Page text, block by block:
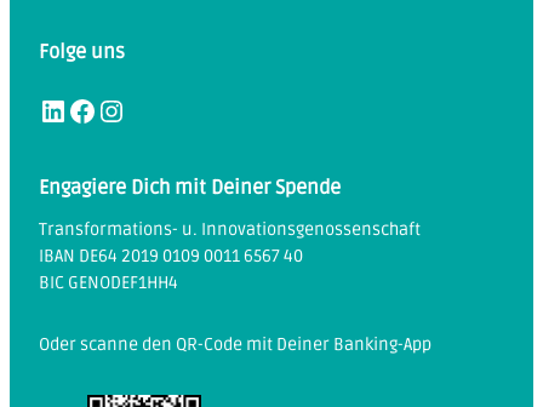
Folge uns
LinkedIn Facebook Instagram
Engagiere Dich mit Deiner Spende
Transformations- u. Innovationsgenossenschaft
IBAN DE64 2019 0109 0011 6567 40
BIC GENODEF1HH4
Oder scanne den QR-Code mit Deiner Banking-App